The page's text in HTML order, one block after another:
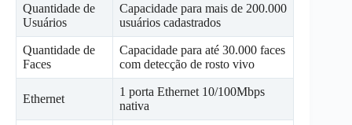
Quantidade de
Usuários
Capacidade para mais de 200.000
usuários cadastrados
Quantidade de
Faces
Capacidade para até 30.000 faces
com detecção de rosto vivo
Ethernet
1 porta Ethernet 10/100Mbps
nativa